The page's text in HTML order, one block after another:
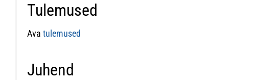
Tulemused
Ava tulemused
Juhend